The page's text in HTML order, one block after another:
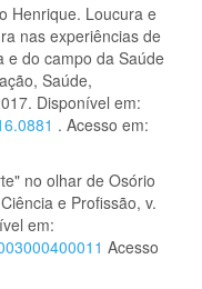
Henrique. Loucura e
nas experiências de
e do campo da Saúde
Saúde,
Disponível em:
. Acesso em:
no olhar de Osório
e Profissão, v.
em:
Acesso